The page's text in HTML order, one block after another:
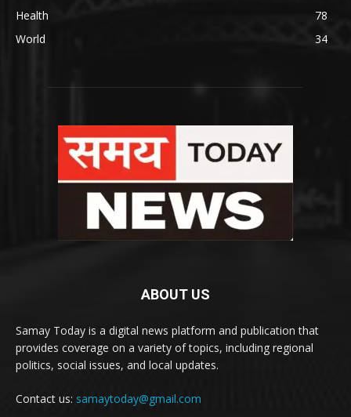
Health
78
World
34
ABOUT US
Samay Today is a digital news platform and publication that
provides coverage on a variety of topics, including regional
politics, social issues, and local updates.
Contact us: samaytoday@gmail.com